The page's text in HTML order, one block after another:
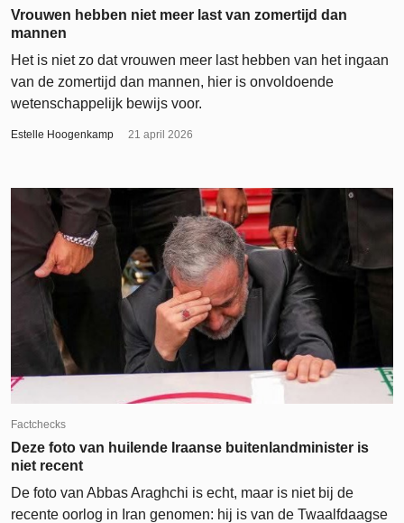
Vrouwen hebben niet meer last van zomertijd dan
mannen
Het is niet zo dat vrouwen meer last hebben van het ingaan
van de zomertijd dan mannen, hier is onvoldoende
wetenschappelijk bewijs voor.
Estelle Hoogenkamp 21 april 2026
Factchecks
Deze foto van huilende Iraanse buitenlandminister is
niet recent
De foto van Abbas Araghchi is echt, maar is niet bij de
recente oorlog in Iran genomen: hij is van de Twaalfdaagse